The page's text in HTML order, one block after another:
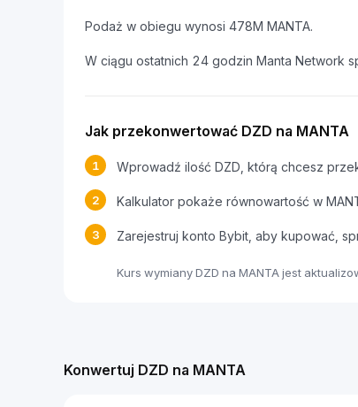
Podaż w obiegu wynosi 478M MANTA.
W ciągu ostatnich 24 godzin Manta Network
Jak przekonwertować DZD na MANTA
1 Wprowadź ilość DZD, którą chcesz
2 Kalkulator pokaże równowartość w
3 Zarejestruj konto Bybit, aby kupować,
Kurs wymiany DZD na MANTA jest
Konwertuj DZD na MANTA